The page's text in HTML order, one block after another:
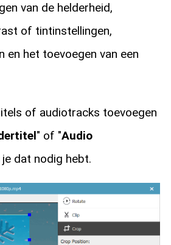
van de helderheid,
of tintinstellingen,
en het toevoegen van een
of audiotracks toevoegen
" of "Audio
dat nodig hebt.